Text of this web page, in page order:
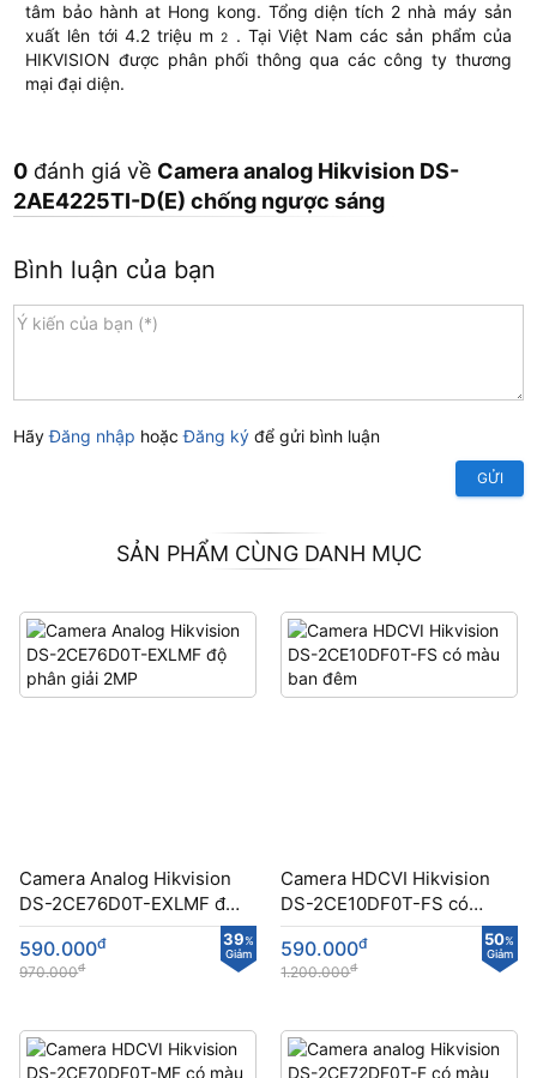
tâm bảo hành at Hong kong. Tổng diện tích 2 nhà máy sản
xuất lên tới 4.2 triệu m2
. Tại Việt Nam các sản phẩm của
HIKVISION được phân phối thông qua các công ty thương
mại đại diện.
0 đánh giá về Camera analog Hikvision DS-
2AE4225TI-D(E) chống ngược sáng
Bình luận của bạn
HãyĐăng nhập hoặcĐăng ký để gửi bình luận
GỬI
SẢN PHẨM CÙNG DANH MỤC
Camera Analog Hikvision
DS-2CE76D0T-EXLMF độ
phân giải 2MP
39%
Giảm
590.000đ
970.000đ
Camera HDCVI Hikvision
DS-2CE10DF0T-FS có
màu ban đêm
50%
Giảm
590.000đ
1.200.000đ